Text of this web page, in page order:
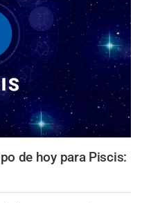
de hoy para Piscis: